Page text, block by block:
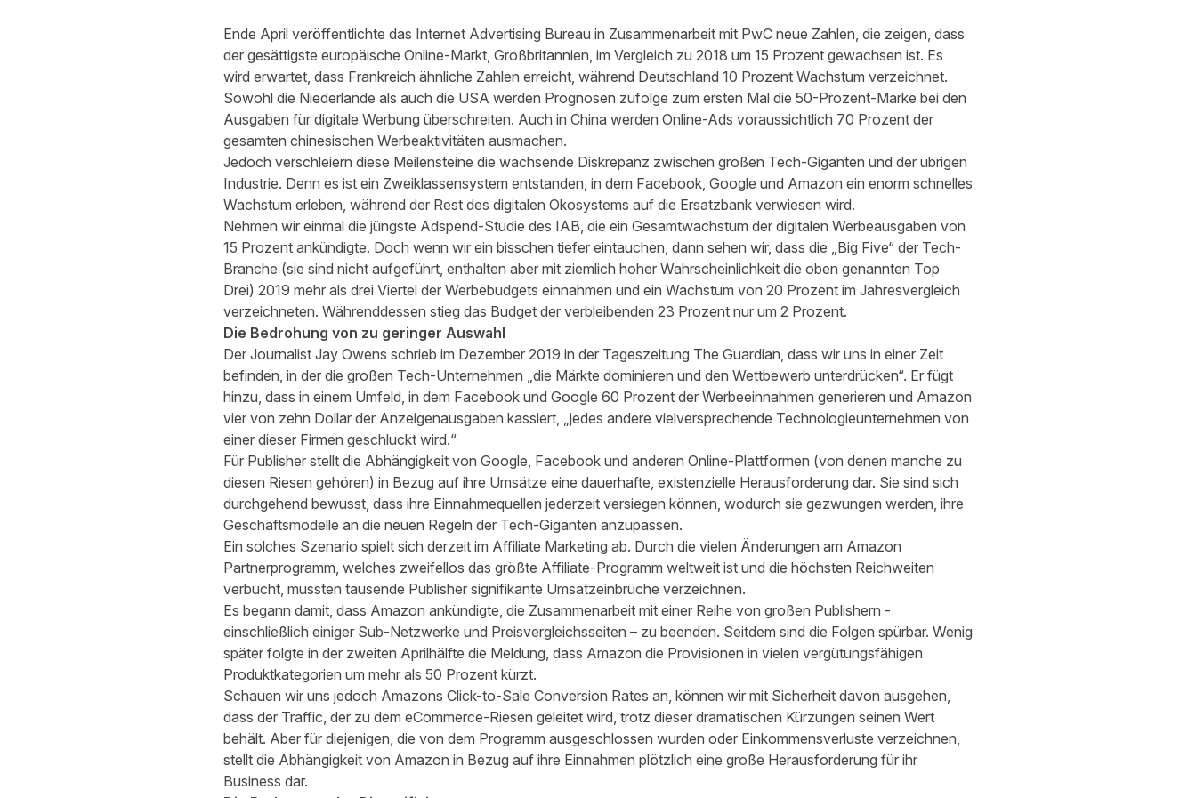
Ende April veröffentlichte das Internet Advertising Bureau in Zusammenarbeit mit PwC neue Zahlen, die zeigen, dass
der gesättigste europäische Online-Markt, Großbritannien, im Vergleich zu 2018 um 15 Prozent gewachsen ist. Es
wird erwartet, dass Frankreich ähnliche Zahlen erreicht, während Deutschland 10 Prozent Wachstum verzeichnet.
Sowohl die Niederlande als auch die USA werden Prognosen zufolge zum ersten Mal die 50-Prozent-Marke bei den
Ausgaben für digitale Werbung überschreiten. Auch in China werden Online-Ads voraussichtlich 70 Prozent der
gesamten chinesischen Werbeaktivitäten ausmachen.
Jedoch verschleiern diese Meilensteine die wachsende Diskrepanz zwischen großen Tech-Giganten und der übrigen
Industrie. Denn es ist ein Zweiklassensystem entstanden, in dem Facebook, Google und Amazon ein enorm schnelles
Wachstum erleben, während der Rest des digitalen Ökosystems auf die Ersatzbank verwiesen wird.
Nehmen wir einmal die jüngste Adspend-Studie des IAB, die ein Gesamtwachstum der digitalen Werbeausgaben von
15 Prozent ankündigte. Doch wenn wir ein bisschen tiefer eintauchen, dann sehen wir, dass die „Big Five“ der Tech-
Branche (sie sind nicht aufgeführt, enthalten aber mit ziemlich hoher Wahrscheinlichkeit die oben genannten Top
Drei) 2019 mehr als drei Viertel der Werbebudgets einnahmen und ein Wachstum von 20 Prozent im Jahresvergleich
verzeichneten. Währenddessen stieg das Budget der verbleibenden 23 Prozent nur um 2 Prozent.
Die Bedrohung von zu geringer Auswahl
Der Journalist Jay Owens schrieb im Dezember 2019 in der Tageszeitung The Guardian, dass wir uns in einer Zeit
befinden, in der die großen Tech-Unternehmen „die Märkte dominieren und den Wettbewerb unterdrücken“. Er fügt
hinzu, dass in einem Umfeld, in dem Facebook und Google 60 Prozent der Werbeeinnahmen generieren und Amazon
vier von zehn Dollar der Anzeigenausgaben kassiert, „jedes andere vielversprechende Technologieunternehmen von
einer dieser Firmen geschluckt wird.“
Für Publisher stellt die Abhängigkeit von Google, Facebook und anderen Online-Plattformen (von denen manche zu
diesen Riesen gehören) in Bezug auf ihre Umsätze eine dauerhafte, existenzielle Herausforderung dar. Sie sind sich
durchgehend bewusst, dass ihre Einnahmequellen jederzeit versiegen können, wodurch sie gezwungen werden, ihre
Geschäftsmodelle an die neuen Regeln der Tech-Giganten anzupassen.
Ein solches Szenario spielt sich derzeit im Affiliate Marketing ab. Durch die vielen Änderungen am Amazon
Partnerprogramm, welches zweifellos das größte Affiliate-Programm weltweit ist und die höchsten Reichweiten
verbucht, mussten tausende Publisher signifikante Umsatzeinbrüche verzeichnen.
Es begann damit, dass Amazon ankündigte, die Zusammenarbeit mit einer Reihe von großen Publishern -
einschließlich einiger Sub-Netzwerke und Preisvergleichsseiten – zu beenden. Seitdem sind die Folgen spürbar. Wenig
später folgte in der zweiten Aprilhälfte die Meldung, dass Amazon die Provisionen in vielen vergütungsfähigen
Produktkategorien um mehr als 50 Prozent kürzt.
Schauen wir uns jedoch Amazons Click-to-Sale Conversion Rates an, können wir mit Sicherheit davon ausgehen,
dass der Traffic, der zu dem eCommerce-Riesen geleitet wird, trotz dieser dramatischen Kürzungen seinen Wert
behält. Aber für diejenigen, die von dem Programm ausgeschlossen wurden oder Einkommensverluste verzeichnen,
stellt die Abhängigkeit von Amazon in Bezug auf ihre Einnahmen plötzlich eine große Herausforderung für ihr
Business dar.